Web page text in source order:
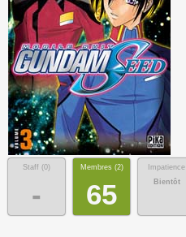
Staff (0)
-
Membres (2)
65
Impatience
Bientôt